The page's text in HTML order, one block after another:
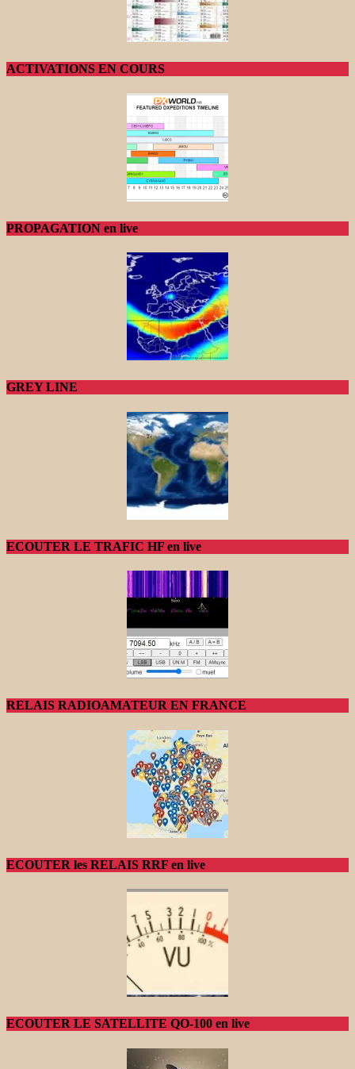
ACTIVATIONS EN COURS
PROPAGATION en live
GREY LINE
ECOUTER LE TRAFIC HF en live
RELAIS RADIOAMATEUR EN FRANCE
ECOUTER les RELAIS RRF en live
ECOUTER LE SATELLITE QO-100 en live